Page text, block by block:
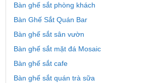
Bàn ghế sắt phòng khách
Bàn Ghế Sắt Quán Bar
Bàn ghế sắt sân vườn
Bàn ghế sắt mặt đá Mosaic
Bàn ghế sắt cafe
Bàn ghế sắt quán trà sữa